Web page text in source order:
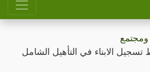
ومجتمع
الابناء في التأهيل الشامل